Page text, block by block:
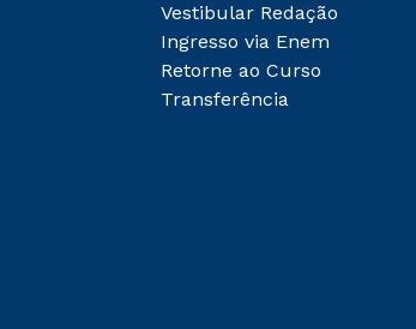
Vestibular Redação
Ingresso via Enem
Retorne ao Curso
Transferência